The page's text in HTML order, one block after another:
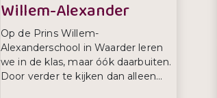
Willem-Alexander
Op de Prins Willem-
Alexanderschool in Waarder leren
we in de klas, maar óók daarbuiten.
Door verder te kijken dan alleen...